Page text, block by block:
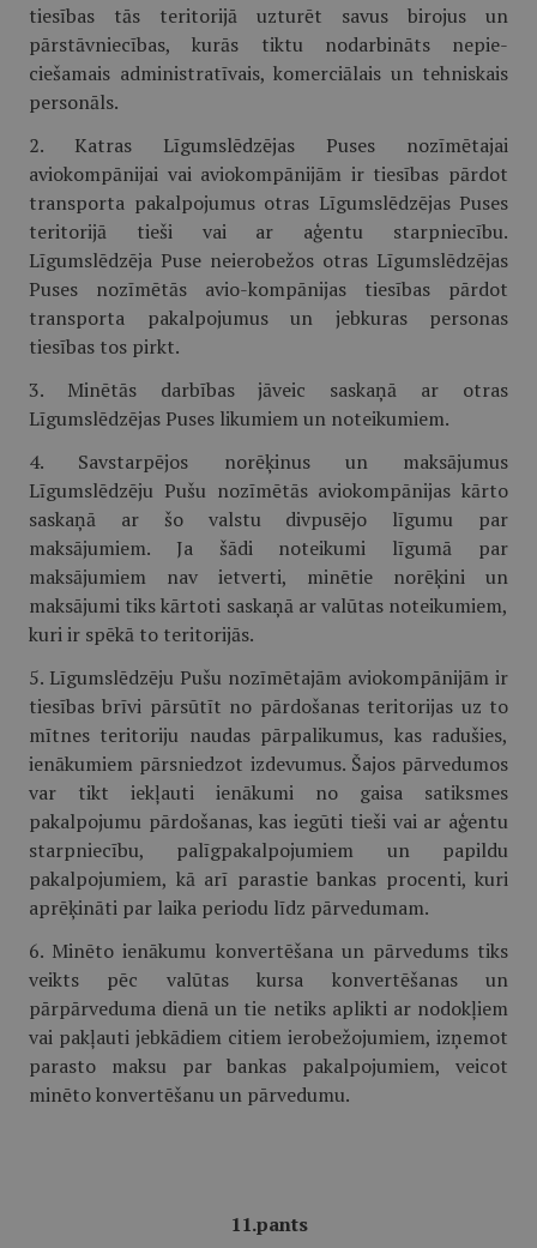
tiesības tās teritorijā uzturēt savus birojus un
pārstāvniecības, kurās tiktu nodarbināts nepie-
ciešamais administratīvais, komerciālais un tehniskais
personāls.
2. Katras Līgumslēdzējas Puses nozīmētajai
aviokompānijai vai aviokompānijām ir tiesības pārdot
transporta pakalpojumus otras Līgumslēdzējas Puses
teritorijā tieši vai ar aģentu starpniecību.
Līgumslēdzēja Puse neierobežos otras Līgumslēdzējas
Puses nozīmētās avio-kompānijas tiesības pārdot
transporta pakalpojumus un jebkuras personas
tiesības tos pirkt.
3. Minētās darbības jāveic saskaņā ar otras
Līgumslēdzējas Puses likumiem un noteikumiem.
4. Savstarpējos norēķinus un maksājumus
Līgumslēdzēju Pušu nozīmētās aviokompānijas kārto
saskaņā ar šo valstu divpusējo līgumu par
maksājumiem. Ja šādi noteikumi līgumā par
maksājumiem nav ietverti, minētie norēķini un
maksājumi tiks kārtoti saskaņā ar valūtas noteikumiem,
kuri ir spēkā to teritorijās.
5. Līgumslēdzēju Pušu nozīmētajām aviokompānijām ir
tiesības brīvi pārsūtīt no pārdošanas teritorijas uz to
mītnes teritoriju naudas pārpalikumus, kas radušies,
ienākumiem pārsniedzot izdevumus. Šajos pārvedumos
var tikt iekļauti ienākumi no gaisa satiksmes
pakalpojumu pārdošanas, kas iegūti tieši vai ar aģentu
starpniecību, palīgpakalpojumiem un papildu
pakalpojumiem, kā arī parastie bankas procenti, kuri
aprēķināti par laika periodu līdz pārvedumam.
6. Minēto ienākumu konvertēšana un pārvedums tiks
veikts pēc valūtas kursa konvertēšanas un
pārpārveduma dienā un tie netiks aplikti ar nodokļiem
vai pakļauti jebkādiem citiem ierobežojumiem, izņemot
parasto maksu par bankas pakalpojumiem, veicot
minēto konvertēšanu un pārvedumu.
11.pants